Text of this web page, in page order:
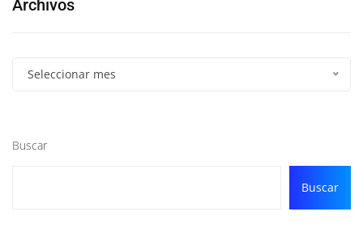
Archivos
Seleccionar mes
Buscar
Buscar